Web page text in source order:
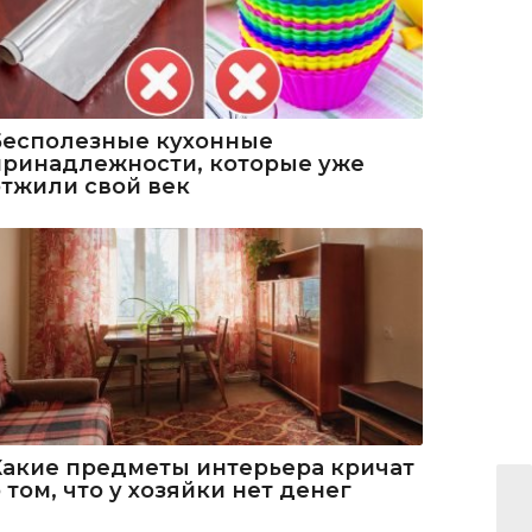
кухонные
которые уже
свой век
предметы интерьера кричат
том, что у хозяйки нет денег